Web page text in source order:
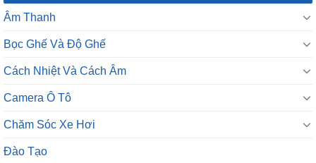
Âm Thanh
Bọc Ghế Và Độ Ghế
Cách Nhiệt Và Cách Âm
Camera Ô Tô
Chăm Sóc Xe Hơi
Đào Tạo